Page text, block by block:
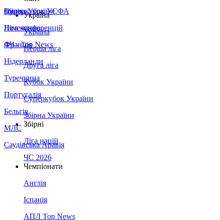
Збірна України
Італія
Німеччина
Франція
Нідерланди
Туреччина
Португалія
Бельгія
МЛС
Саудівська Аравія
Суперкубок УЄФА
Ліга конференцій
ЛЧ - Top News
Україна
Україна
Перша ліга
Друга ліга
Кубок України
Суперкубок України
Збірна України
Збірні
Ліга націй
ЧС 2026
Чемпіонати
Англія
Іспанія
АПЛ Top News